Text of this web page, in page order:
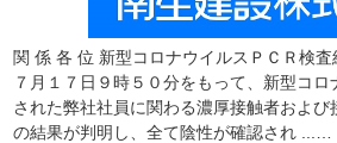
関 係 各 位 新型コロナウイルスＰＣＲ検
７月１７日９時５０分をもって、新型コ
された弊社社員に関わる濃厚接触者および
の結果が判明し、全て陰性が確認され ...…